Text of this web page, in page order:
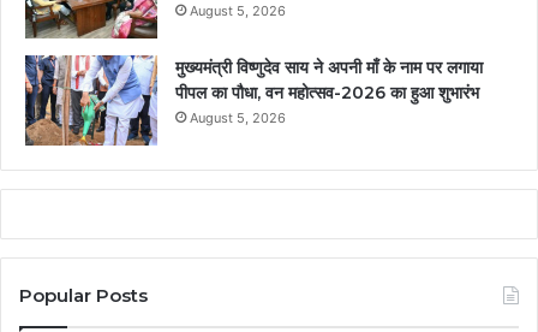
August 5, 2026
मुख्यमंत्री विष्णुदेव साय ने अपनी माँ के नाम पर लगाया
पीपल का पौधा, वन महोत्सव-2026 का हुआ शुभारंभ
August 5, 2026
Popular Posts